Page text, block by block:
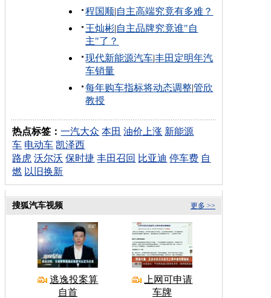
程国顺|自主高端究竟有多难？
王灿彬|自主品牌究竟谁"自
主"了？
现代新能源汽车|丰田定明年汽
车销量
每年购车指标将动态调整|管欣
教授
热点标签：一汽大众 本田 油价上涨 新能源
车 电动车 凯泽西
路虎 沃尔沃 保时捷 丰田召回 比亚迪 停车费 自
燃 以旧换新
更多 >>
搜狐汽车视频
逃逸投案算
自首
上网可申请
车牌